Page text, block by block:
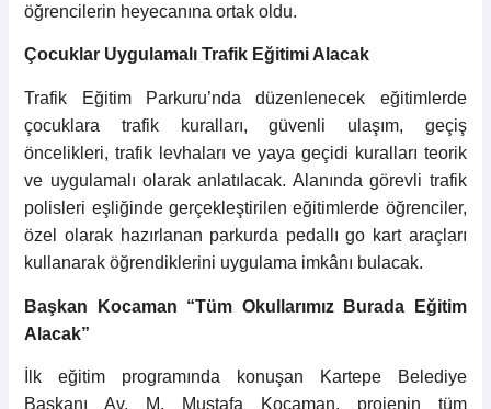
öğrencilerin heyecanına ortak oldu.
Çocuklar Uygulamalı Trafik Eğitimi Alacak
Trafik Eğitim Parkuru’nda düzenlenecek eğitimlerde
çocuklara trafik kuralları, güvenli ulaşım, geçiş
öncelikleri, trafik levhaları ve yaya geçidi kuralları teorik
ve uygulamalı olarak anlatılacak. Alanında görevli trafik
polisleri eşliğinde gerçekleştirilen eğitimlerde öğrenciler,
özel olarak hazırlanan parkurda pedallı go kart araçları
kullanarak öğrendiklerini uygulama imkânı bulacak.
Başkan Kocaman “Tüm Okullarımız Burada Eğitim
Alacak”
İlk eğitim programında konuşan Kartepe Belediye
Başkanı Av. M. Mustafa Kocaman, projenin tüm